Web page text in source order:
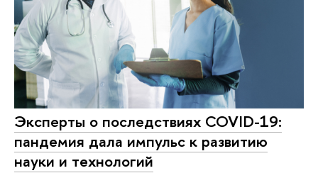
Эксперты о последствиях COVID-19:
пандемия дала импульс к развитию
науки и технологий